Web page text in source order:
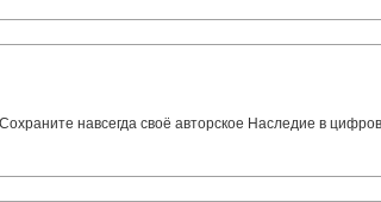
навсегда своё авторское Наследие в